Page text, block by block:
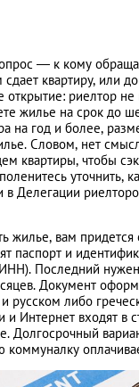
— к кому
квартиру, или
открытие: риелтор не
жилье на срок до
на год и более,
Словом, нет
квартиры, чтобы
уточнить,
в Делегации
жилье, вам
паспорт и
Последний
Документ
русском либо
Интернет входят в
Долгосрочный
коммуналку